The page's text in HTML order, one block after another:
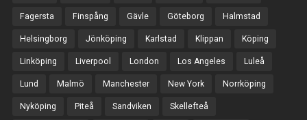
Fagersta Finspång Gävle Göteborg Halmstad
Helsingborg Jönköping Karlstad Klippan Köping
Linköping Liverpool London Los Angeles Luleå
Lund Malmö Manchester New York Norrköping
Nyköping Piteå Sandviken Skellefteå